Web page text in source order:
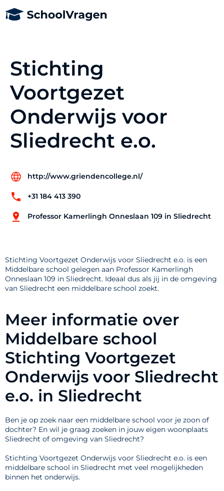
Stichting
Voortgezet
Onderwijs voor
Sliedrecht e.o.
http://www.griendencollege.nl/
+31 184 413 390
Professor Kamerlingh Onneslaan 109 in Sliedrecht
Stichting Voortgezet Onderwijs voor Sliedrecht e.o. is een
Middelbare school gelegen aan Professor Kamerlingh
Onneslaan 109 in Sliedrecht. Ideaal dus als jij in de omgeving
van Sliedrecht een middelbare school zoekt.
Meer informatie over
Middelbare school
Stichting Voortgezet
Onderwijs voor Sliedrecht
e.o. in Sliedrecht
Ben je op zoek naar een middelbare school voor je zoon of
dochter? En wil je graag zoeken in jouw eigen woonplaats
Sliedrecht of omgeving van Sliedrecht?
Stichting Voortgezet Onderwijs voor Sliedrecht e.o. is een
middelbare school in Sliedrecht met veel mogelijkheden
binnen het onderwijs.